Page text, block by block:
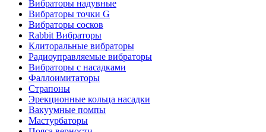
Вибраторы надувные
Вибраторы точки G
Вибраторы сосков
Rabbit Вибраторы
Клиторальные вибраторы
Радиоуправляемые вибраторы
Вибраторы с насадками
Фаллоимитаторы
Страпоны
Эрекционные кольца насадки
Вакуумные помпы
Мастурбаторы